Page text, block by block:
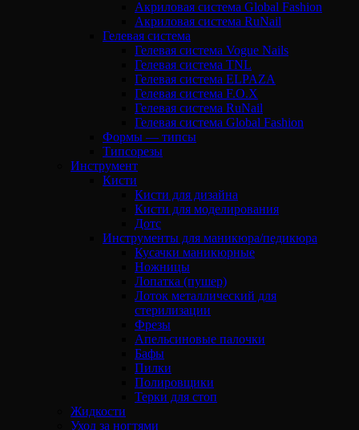
Акриловая система Global Fashion
Акриловая система RuNail
Гелевая система
Гелевая система Vogue Nails
Гелевая система TNL
Гелевая система ELPAZA
Гелевая система F.O.X
Гелевая система RuNail
Гелевая система Global Fashion
Формы — типсы
Типсорезы
Инструмент
Кисти
Кисти для дизайна
Кисти для моделирования
Дотс
Инструменты для маникюра/педикюра
Кусачки маникюрные
Ножницы
Лопатка (пушер)
Лоток металлический для
стерилизации
Фрезы
Апельсиновые палочки
Бафы
Пилки
Полировщики
Терки для стоп
Жидкости
Уход за ногтями